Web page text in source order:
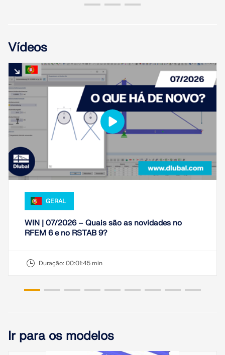
Vídeos
GERAL
WIN | 07/2026 – Quais são as novidades no
RFEM 6 e no RSTAB 9?
Duração: 00:01:45 min
Ir para os modelos